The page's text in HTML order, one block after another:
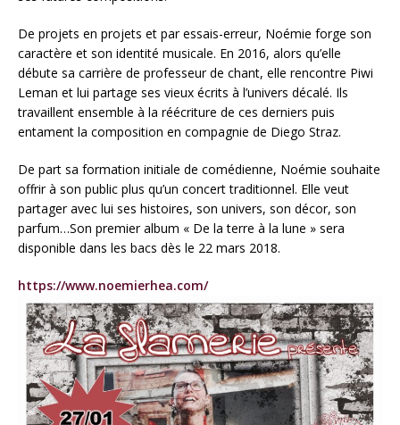
De projets en projets et par essais-erreur, Noémie forge son
caractère et son identité musicale. En 2016, alors qu’elle
débute sa carrière de professeur de chant, elle rencontre Piwi
Leman et lui partage ses vieux écrits à l’univers décalé. Ils
travaillent ensemble à la réécriture de ces derniers puis
entament la composition en compagnie de Diego Straz.
De part sa formation initiale de comédienne, Noémie souhaite
offrir à son public plus qu’un concert traditionnel. Elle veut
partager avec lui ses histoires, son univers, son décor, son
parfum…Son premier album « De la terre à la lune » sera
disponible dans les bacs dès le 22 mars 2018.
https://www.noemierhea.com/